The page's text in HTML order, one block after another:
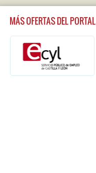
MÁS OFERTAS DEL PORTAL